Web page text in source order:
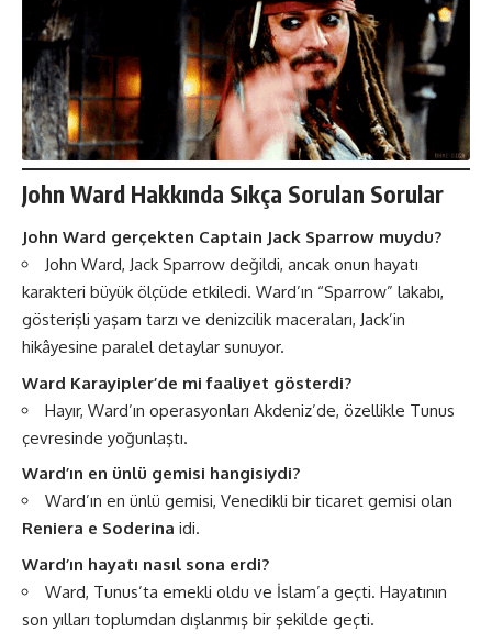
John Ward Hakkında Sıkça Sorulan Sorular
John Ward gerçekten Captain Jack Sparrow muydu?
John Ward, Jack Sparrow değildi, ancak onun hayatı
karakteri büyük ölçüde etkiledi. Ward’ın “Sparrow” lakabı,
gösterişli yaşam tarzı ve denizcilik maceraları, Jack’in
hikâyesine paralel detaylar sunuyor.
Ward Karayipler’de mi faaliyet gösterdi?
Hayır, Ward’ın operasyonları Akdeniz’de, özellikle Tunus
çevresinde yoğunlaştı.
Ward’ın en ünlü gemisi hangisiydi?
Ward’ın en ünlü gemisi, Venedikli bir ticaret gemisi olan
Reniera e Soderina idi.
Ward’ın hayatı nasıl sona erdi?
Ward, Tunus’ta emekli oldu ve İslam’a geçti. Hayatının
son yılları toplumdan dışlanmış bir şekilde geçti.